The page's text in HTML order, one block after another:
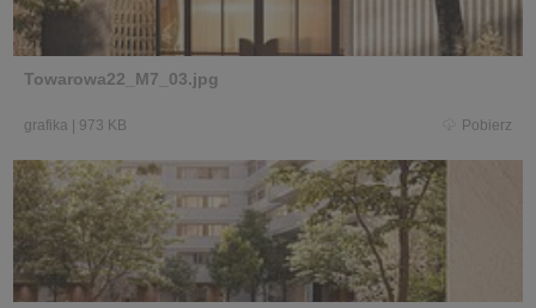
Towarowa22_M7_03.jpg
grafika | 973 KB Pobierz